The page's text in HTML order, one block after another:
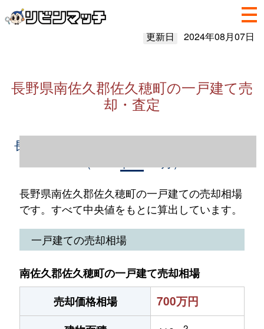
更新日 2024年08月07日
長野県南佐久郡佐久穂町の一戸建て売
却・査定
長野県南佐久郡佐久穂町の一戸建て売却情報
長野県南佐久郡佐久穂町の一戸建ての売却相場
です。すべて中央値をもとに算出しています。
一戸建ての売却相場
南佐久郡佐久穂町の一戸建て売却相場
売却価格相場
700万円